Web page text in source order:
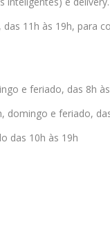
das 11h às 19h, para
e feriado, das 8h
domingo e feriado,
das 10h às 19h